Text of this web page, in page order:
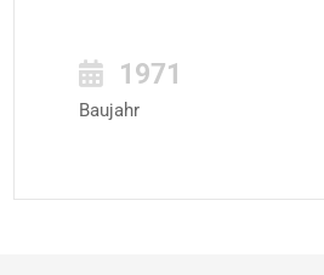
1971
Baujahr